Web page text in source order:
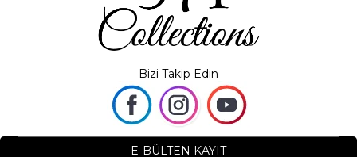
Bizi Takip Edin
E-BÜLTEN KAYIT